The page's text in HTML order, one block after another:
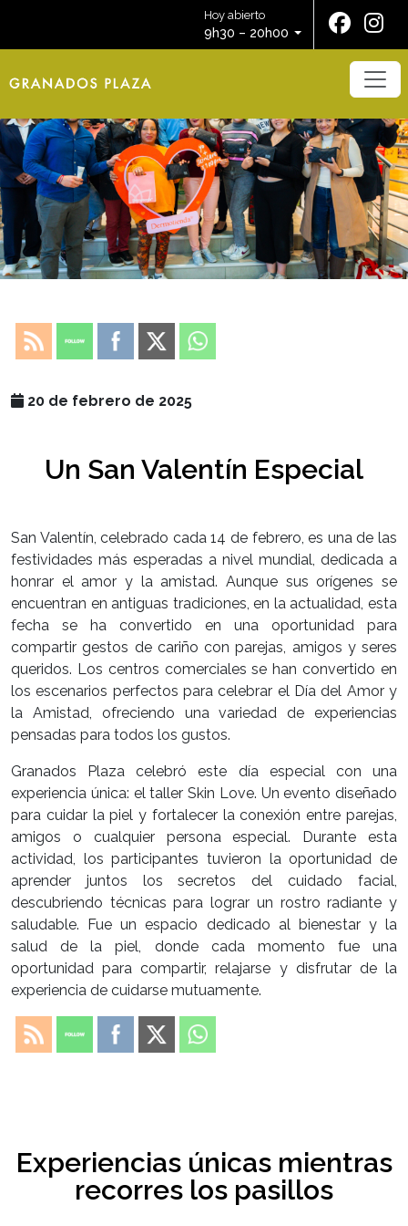
Hoy abierto
9h30 – 20h00
20 de febrero de 2025
Un San Valentín Especial
San Valentín, celebrado cada 14 de febrero, es una de las
festividades más esperadas a nivel mundial, dedicada a
honrar el amor y la amistad. Aunque sus orígenes se
encuentran en antiguas tradiciones, en la actualidad, esta
fecha se ha convertido en una oportunidad para
compartir gestos de cariño con parejas, amigos y seres
queridos. Los centros comerciales se han convertido en
los escenarios perfectos para celebrar el Día del Amor y
la Amistad, ofreciendo una variedad de experiencias
pensadas para todos los gustos.
Granados Plaza celebró este día especial con una
experiencia única: el taller Skin Love. Un evento diseñado
para cuidar la piel y fortalecer la conexión entre parejas,
amigos o cualquier persona especial. Durante esta
actividad, los participantes tuvieron la oportunidad de
aprender juntos los secretos del cuidado facial,
descubriendo técnicas para lograr un rostro radiante y
saludable. Fue un espacio dedicado al bienestar y la
salud de la piel, donde cada momento fue una
oportunidad para compartir, relajarse y disfrutar de la
experiencia de cuidarse mutuamente.
Experiencias únicas mientras
recorres los pasillos